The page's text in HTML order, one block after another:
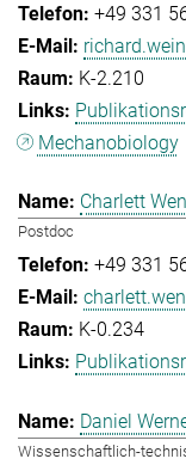
+49 331
K-2.210
Mechanobiology
Charlett
Postdoc
+49 331
K-0.234
Daniel
Wissenschaftlich-